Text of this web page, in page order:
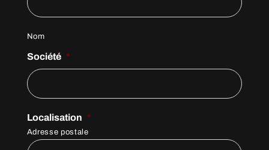
Nom
Société *
Localisation *
Adresse postale